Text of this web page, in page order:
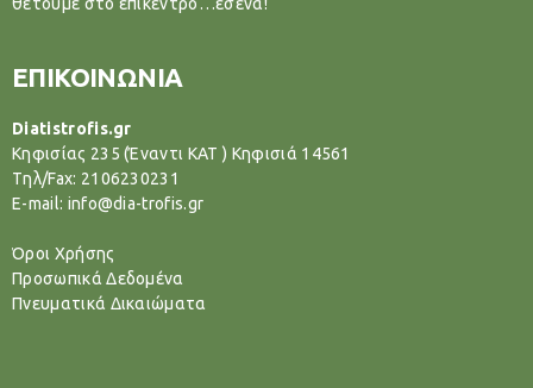
ΕΠΙΚΟΙΝΩΝΙΑ
Diatistrofis.gr
Κηφισίας 235 (Έναντι ΚΑΤ ) Κηφισιά 14561
Tηλ/Fax: 2106230231
E-mail: info@dia-trofis.gr
Όροι Χρήσης
Προσωπικά Δεδομένα
Πνευματικά Δικαιώματα